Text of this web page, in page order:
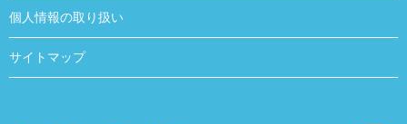
個人情報の取り扱い
サイトマップ